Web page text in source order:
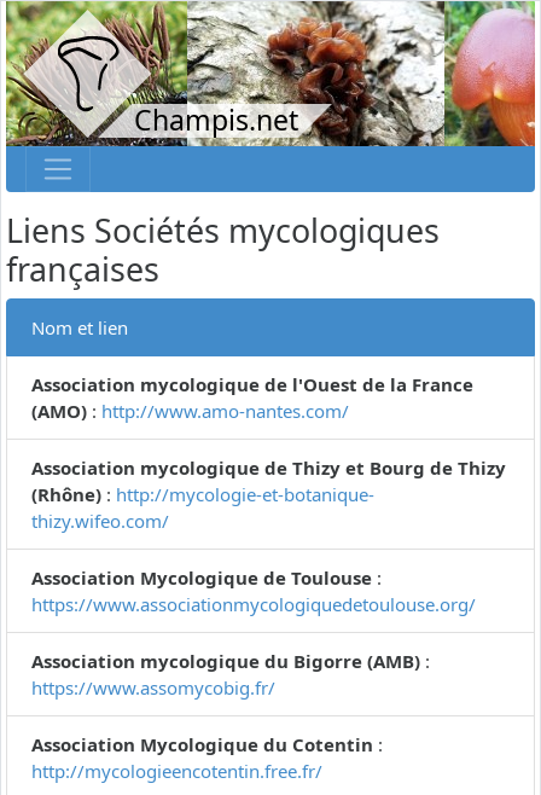
Champis.net
Liens Sociétés mycologiques
françaises
Nom et lien
Association mycologique de l'Ouest de la France
(AMO) : http://www.amo-nantes.com/
Association mycologique de Thizy et Bourg de Thizy
(Rhône) : http://mycologie-et-botanique-
thizy.wifeo.com/
Association Mycologique de Toulouse :
https://www.associationmycologiquedetoulouse.org/
Association mycologique du Bigorre (AMB) :
https://www.assomycobig.fr/
Association Mycologique du Cotentin :
http://mycologieencotentin.free.fr/